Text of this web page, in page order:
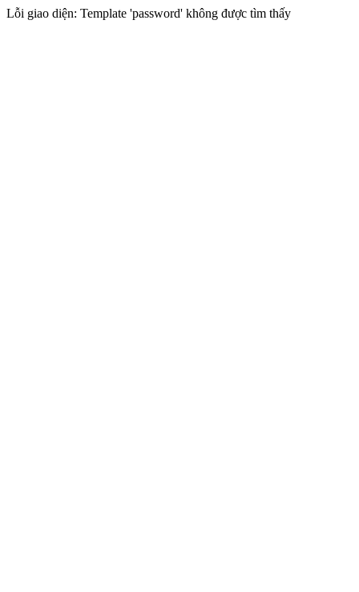
Lỗi giao diện: Template 'password' không được tìm thấy